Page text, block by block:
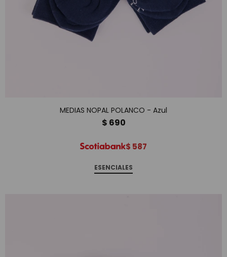
MEDIAS NOPAL POLANCO - Azul
$ 690
$ 587
ESENCIALES